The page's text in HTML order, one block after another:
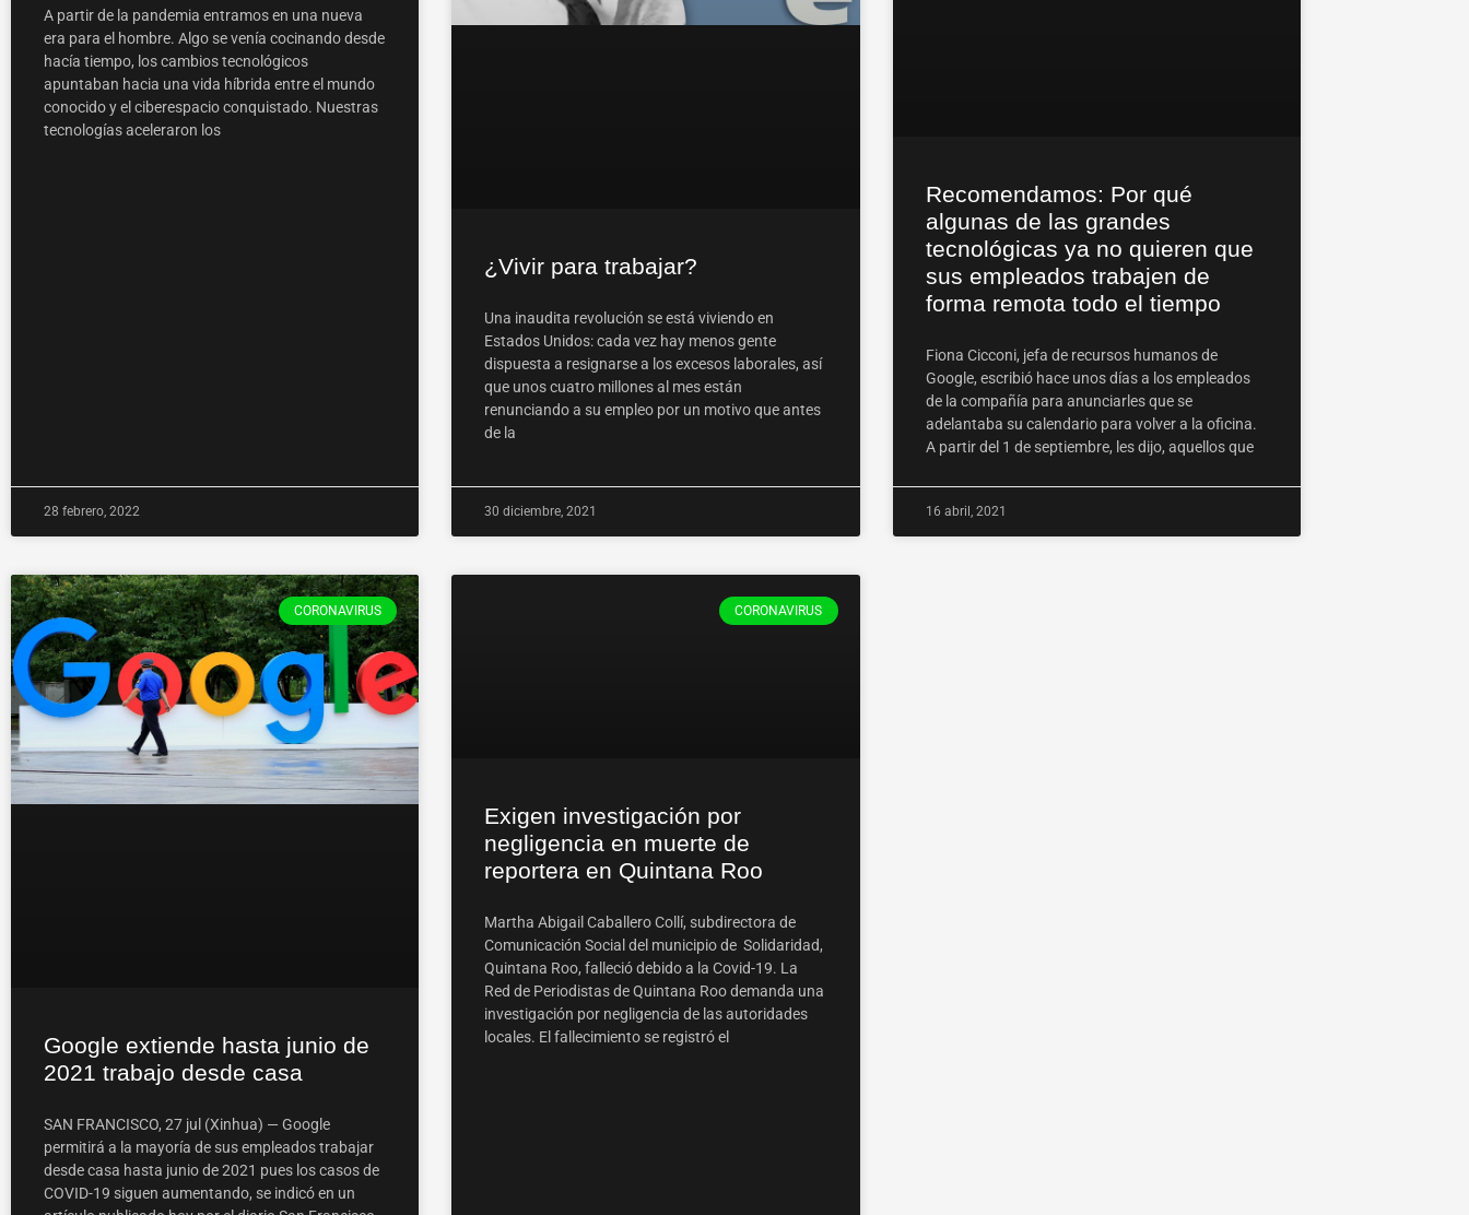
A partir de la pandemia entramos en una nueva
era para el hombre. Algo se venía cocinando desde
hacía tiempo, los cambios tecnológicos
apuntaban hacia una vida híbrida entre el mundo
conocido y el ciberespacio conquistado. Nuestras
tecnologías aceleraron los
28 febrero, 2022
¿Vivir para trabajar?
Una inaudita revolución se está viviendo en
Estados Unidos: cada vez hay menos gente
dispuesta a resignarse a los excesos laborales, así
que unos cuatro millones al mes están
renunciando a su empleo por un motivo que antes
de la
30 diciembre, 2021
Recomendamos: Por qué
algunas de las grandes
tecnológicas ya no quieren que
sus empleados trabajen de
forma remota todo el tiempo
Fiona Cicconi, jefa de recursos humanos de
Google, escribió hace unos días a los empleados
de la compañía para anunciarles que se
adelantaba su calendario para volver a la oficina.
A partir del 1 de septiembre, les dijo, aquellos que
16 abril, 2021
CORONAVIRUS
Google extiende hasta junio de
2021 trabajo desde casa
SAN FRANCISCO, 27 jul (Xinhua) — Google
permitirá a la mayoría de sus empleados trabajar
desde casa hasta junio de 2021 pues los casos de
COVID-19 siguen aumentando, se indicó en un
CORONAVIRUS
Exigen investigación por
negligencia en muerte de
reportera en Quintana Roo
Martha Abigail Caballero Collí, subdirectora de
Comunicación Social del municipio de Solidaridad,
Quintana Roo, falleció debido a la Covid-19. La
Red de Periodistas de Quintana Roo demanda una
investigación por negligencia de las autoridades
locales. El fallecimiento se registró el